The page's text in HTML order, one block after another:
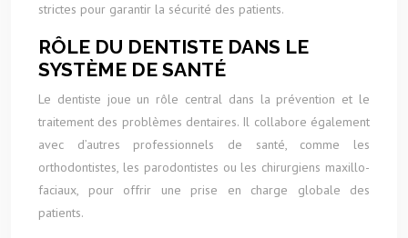
strictes pour garantir la sécurité des patients.
RÔLE DU DENTISTE DANS LE
SYSTÈME DE SANTÉ
Le dentiste joue un rôle central dans la prévention et le
traitement des problèmes dentaires. Il collabore également
avec d’autres professionnels de santé, comme les
orthodontistes, les parodontistes ou les chirurgiens maxillo-
faciaux, pour offrir une prise en charge globale des
patients.